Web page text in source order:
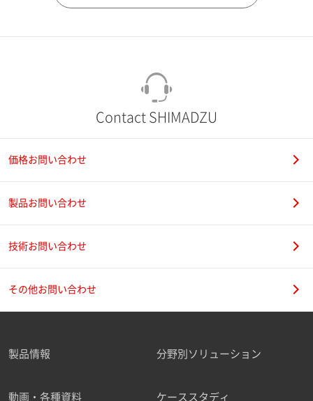
ご勤務先
Contact SHIMADZU
価格お問い合わせ
製品お問い合わせ
技術お問い合わせ
その他お問い合わせ
製品情報 分野別ソリューション
動画・各種資料 ケーススタディ